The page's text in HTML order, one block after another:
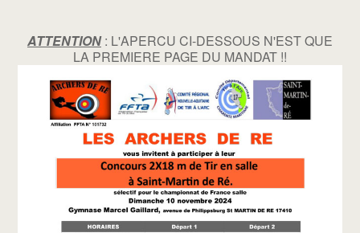
ATTENTION: L'APERCU CI-DESSOUS N'EST QUE
LA PREMIERE PAGE DU MANDAT !!